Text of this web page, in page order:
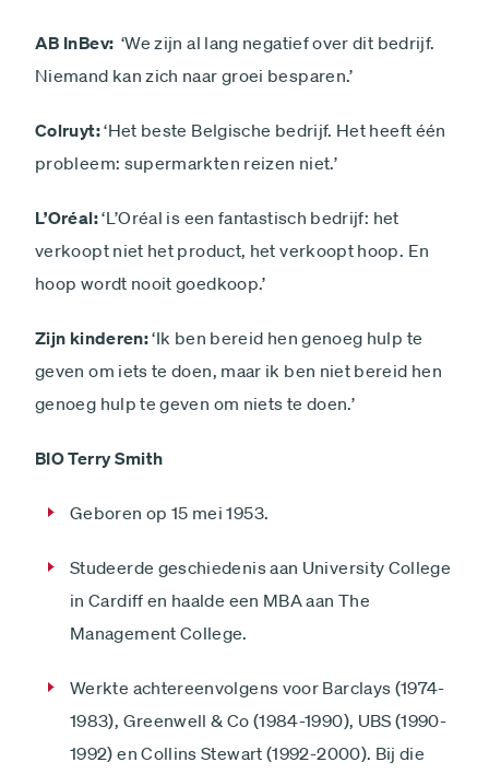
AB InBev: ‘We zijn al lang negatief over dit bedrijf.
Niemand kan zich naar groei ­besparen.’
Colruyt:‘Het beste Belgische bedrijf. Het heeft één
probleem: supermarkten reizen niet.’
L’Oréal:‘L’Oréal is een fantastisch bedrijf: het
verkoopt niet het product, het verkoopt hoop. En
hoop wordt nooit goedkoop.’
Zijn kinderen:‘Ik ben bereid hen genoeg hulp te
geven om iets te doen, maar ik ben niet bereid hen
genoeg hulp te geven om niets te doen.’
BIO Terry Smith
Geboren op 15 mei 1953.
Studeerde geschiedenis aan University College
in Cardiff en haalde een MBA aan The
Management College.
Werkte achtereenvolgens voor Barclays (1974-
1983), Greenwell & Co (1984-1990), UBS (1990-
1992) en Collins Stewart (1992-2000). Bij die